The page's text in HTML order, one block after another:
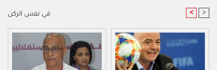
في نفس الركن < >